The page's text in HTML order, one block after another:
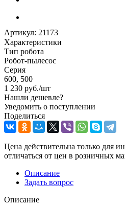
Артикул: 21173
Характеристики
Тип робота
Робот-пылесос
Серия
600, 500
1 230 руб./шт
Нашли дешевле?
Уведомить о поступлении
Поделиться
Цена действительна только для
отличаться от цен в розничных
Описание
Задать вопрос
Описание